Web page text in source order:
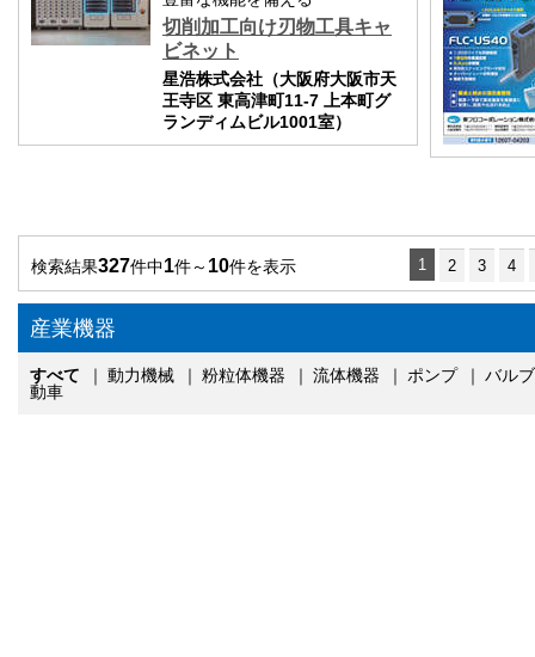
切削加工向け刃物工具キャ
ビネット
星浩株式会社（大阪府大阪市天
王寺区 東高津町11-7 上本町グ
ランディムビル1001室）
検索結果327件中1件～ 10件を表示 1 2 3 4
産業機器
すべて ｜ 動力機械 ｜ 粉粒体機器 ｜ 流体機器 ｜ ポンプ ｜ バルブ
動車